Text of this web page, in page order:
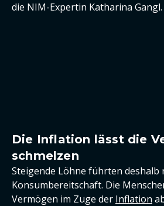
die NIM-Expertin Katharina Gangl.
Die Inflation lässt die
schmelzen
Steigende Löhne führten deshalb
Konsumbereitschaft. Die
Vermögen im Zuge der Inflation